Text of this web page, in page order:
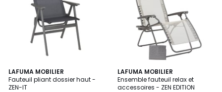
LAFUMA MOBILIER
Fauteuil pliant dossier haut -
ZEN-IT
5
/
5
LAFUMA MOBILIER
Ensemble fauteuil relax et
accessoires - ZEN EDITION